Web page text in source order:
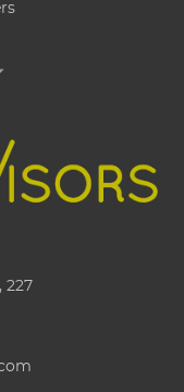
227